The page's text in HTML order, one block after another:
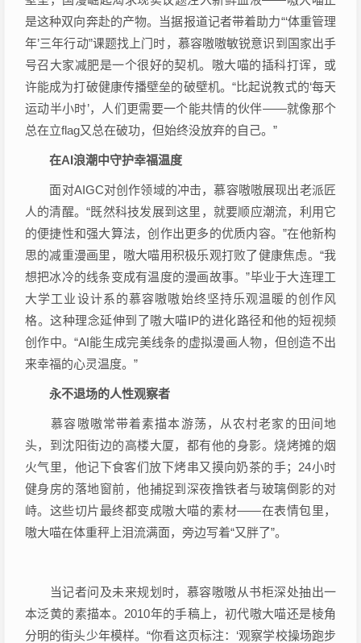
是这种双向奔赴的产物。当据报道记者带着助力“‘体重管理
年’三年行动”课题找上门时，慕容嗷嗷敏锐意识到国家出手
号召大家减肥是一个很好的契机。嗷大喵的插科打诨，或
许能成为打破健康传播壁垒的破壁机。“比起说教式的‘每天
运动半小时’，人们更需要一个能共情的伙伴——就像那个
总在立flag又总在破功，但始终没放弃的自己。”
在AI浪潮中守护幸福温度
面对AIGC对创作领域的冲击，慕容嗷嗷展现出老派匠
人的清醒。“既然科技发展到这里，就要顺应潮流，利用它
的便捷性和强大算法，创作出更多的优质内容。”在他新构
思的减重漫画里，嗷大喵用积极乐观打败了健康焦虑。“我
想把冰冷的线条变成有温度的漫画故事。”毕业于大连理工
大学工业设计系的慕容嗷嗷始终坚持乐观温暖的创作风
格。这种理念延伸到了嗷大喵IP的进化路径和他的短视频
创作中。“AI能生成完美线条的虚拟漫画人物，但创造不出
来幸福的心灵温度。”
永不退场的人性观察者
慕容嗷嗷常带着素描本游荡，从农村老家的田间地
头，到沈阳街边的高楼大厦，都有他的身影。烧烤摊的烟
火气里，他记下食客们放下烤串又摸向奶茶的手；24小时
健身房的落地窗前，他捕捉到深夜撸铁者与玻璃倒影的对
峙。这些切片最终都变成嗷大喵的素材——在表情包里，
嗷大喵在体重秤上泪流满面，旁边写着“又胖了”。
当记者问及未来规划时，慕容嗷嗷从书柜深处抽出一
本泛黄的素描本。2010年的手稿上，初代嗷大喵还是棱角
分明的街头少年模样。“你看这页标注：‘观察学校操场跑步